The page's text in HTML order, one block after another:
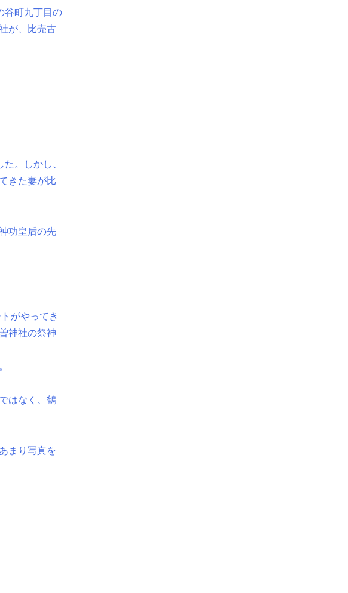
谷町九丁目の
が、比売古
。しかし、
きた妻が比
功皇后の先
がやってき
神社の祭神
はなく、鶴
まり写真を